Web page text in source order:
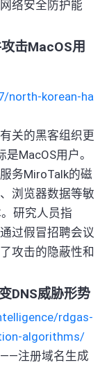
络安全防护能
击MacOS用
north-korean-ha
关的黑客组织更
MacOS用户。
务MiroTalk的磁
浏览器数据等敏
研究人员指
过假冒招聘会议
攻击的隐蔽性和
DNS威胁形势
rdgas-
algorithms/
注册域名生成